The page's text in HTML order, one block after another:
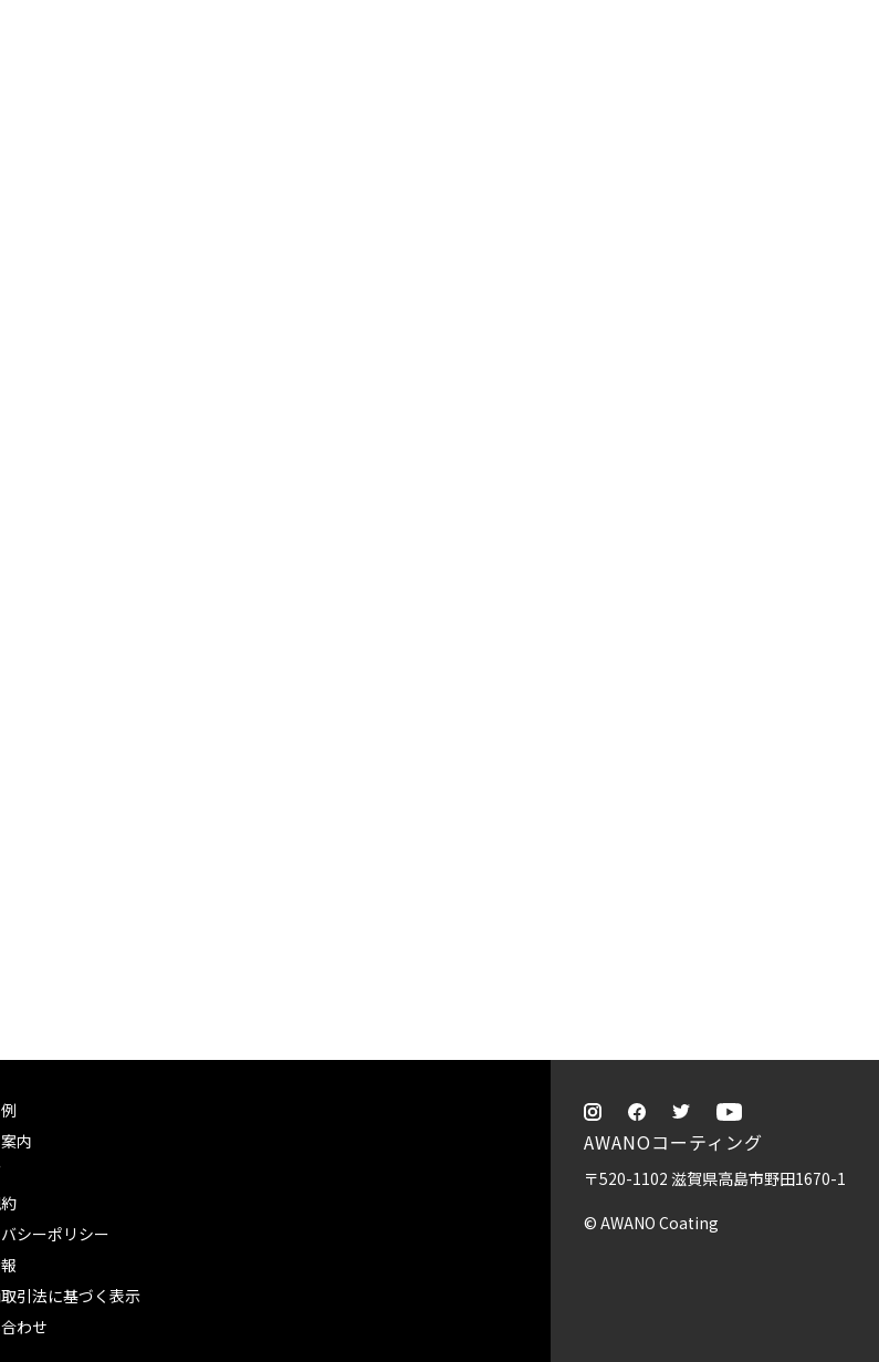
内
シーポリシー
引法に基づく表示
わせ
AWANOコーティング
〒520-1102 滋賀県高島市野田1670-1
© AWANO Coating